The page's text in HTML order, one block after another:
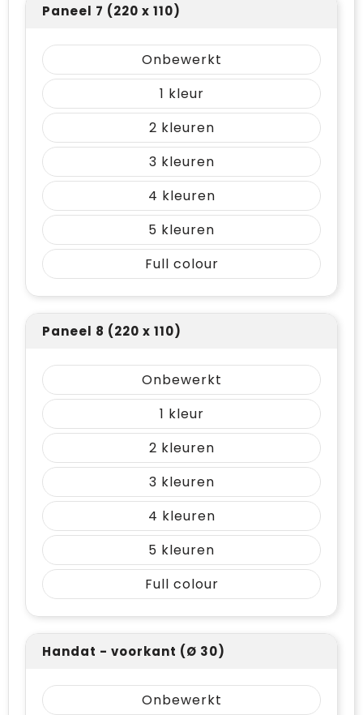
Paneel 7 (220 x 110)
Onbewerkt
1
2
3
4
5
Full colour
Paneel 8 (220 x 110)
Onbewerkt
1
2
3
4
5
Full colour
Handat - voorkant (Ø 30)
Onbewerkt